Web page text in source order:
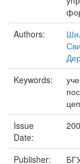
Authors:
Keywords:
Issue
Date:
Publisher: